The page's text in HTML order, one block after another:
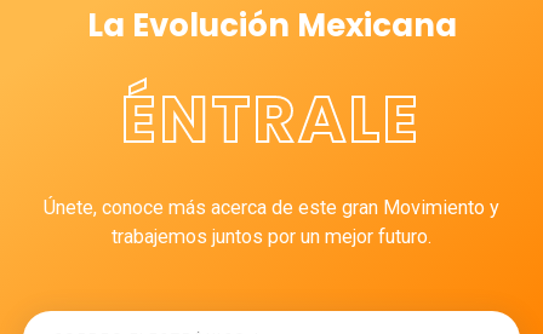
La Evolución Mexicana
ÉNTRALE
Únete, conoce más acerca de este gran Movimiento y
trabajemos juntos por un mejor futuro.